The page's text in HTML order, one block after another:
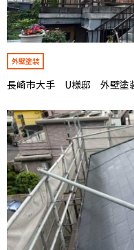
外壁塗装
長崎市大手 U様邸 外壁塗